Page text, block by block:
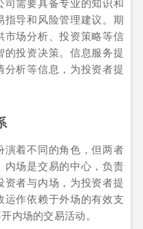
导和风险管理建议。期
市场分析、投资策略等信
投资决策。信息服务提
析等信息，为投资者提
演着不同的角色，但两者
内场是交易的中心，负责
者与内场，为投资者提
作依赖于外场的有效支
内场的交易活动。